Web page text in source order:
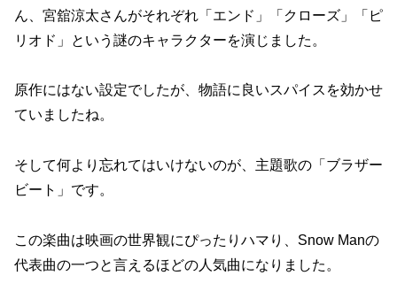
ん、宮舘涼太さんがそれぞれ「エンド」「クローズ」「ピ
リオド」という謎のキャラクターを演じました。
原作にはない設定でしたが、物語に良いスパイスを効かせ
ていましたね。
そして何より忘れてはいけないのが、主題歌の「ブラザー
ビート」です。
この楽曲は映画の世界観にぴったりハマり、Snow Manの
代表曲の一つと言えるほどの人気曲になりました。